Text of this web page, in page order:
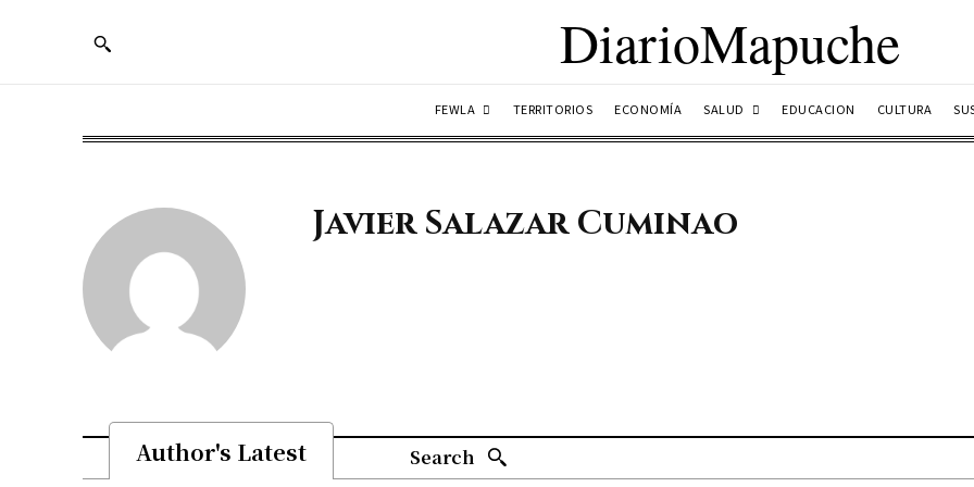
DiarioMapuche
FEWLA TERRITORIOS ECONOMÍA SALUD EDUCACION CULTURA
Javier Salazar Cuminao
Author's Latest Search